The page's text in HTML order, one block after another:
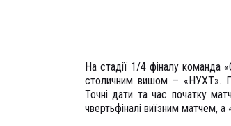
На стадії 1/4 фіналу команда
столичним вишом – «НУХТ».
Точні дати та час початку
чвертьфіналі виїзним матчем,